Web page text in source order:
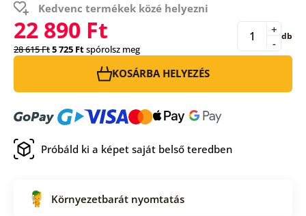
Kedvenc termékek közé helyezni
22 890 Ft
28 615 Ft5 725 Ftspórolsz meg -
+ db
KOSÁRBA HELYEZÉS
Próbáld ki a képet saját belső teredben
Környezetbarát nyomtatás